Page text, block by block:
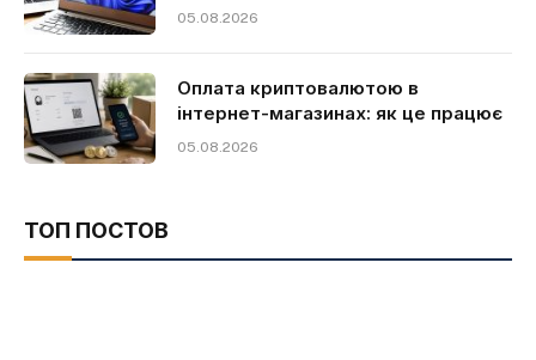
05.08.2026
Оплата криптовалютою в
інтернет-магазинах: як це працює
05.08.2026
ТОП ПОСТОВ